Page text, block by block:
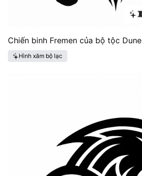
Chiến binh Fremen của bộ tộc Dune
Hình xăm bộ lạc